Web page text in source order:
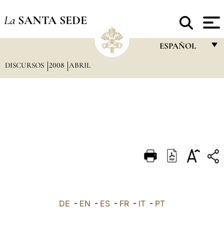
La SANTA SEDE
ESPAÑOL
DEUTSCH
العربيّة
DISCURSOS 2008 ABRIL
DE - EN - ES - FR - IT - PT